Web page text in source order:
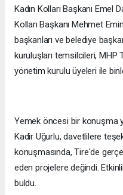
Kadın Kolları Başkanı Emel
Kolları Başkanı Mehmet
başkanları ve belediye
kuruluşları temsilcileri, MHP
yönetim kurulu üyeleri ile
Yemek öncesi bir konuşma
Kadir Uğurlu, davetlilere
konuşmasında, Tire'de
eden projelere değindi.
buldu.